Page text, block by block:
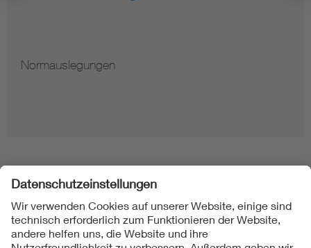
Normauslegungen
Folgen Sie uns